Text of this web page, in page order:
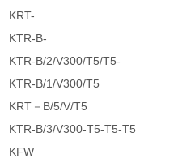
KRT-
KTR-B-
KTR-B/2/V300/T5/T5-
KTR-B/1/V300/T5
KRT－B/5/V/T5
KTR-B/3/V300-T5-T5-T5
KFW